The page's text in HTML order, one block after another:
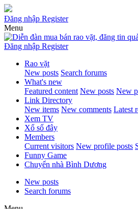
Đăng nhập Register
Menu
Đăng nhập Register
Rao vặt
New posts Search forums
What's new
Featured content New posts New
Link Directory
New items New comments Latest
Xem TV
Xổ số đây
Members
Current visitors New profile posts
Funny Game
Chuyển nhà Bình Dương
New posts
Search forums